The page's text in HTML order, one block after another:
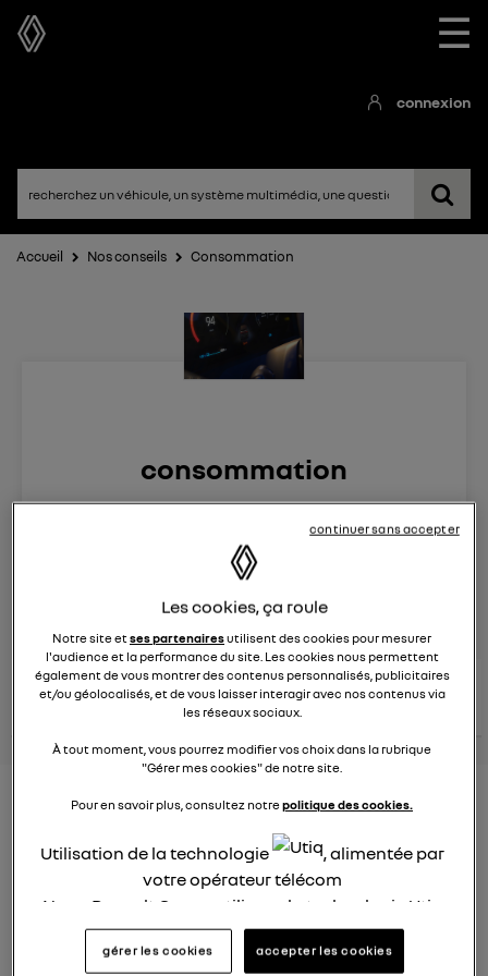
☰
connexion
Accueil Nos conseils Consommation
consommation
12:51
Véhicules
posez une question
conseils Renault
consultez les
conseils
similaires
voir tous les
conseils
Consommation carburant
voiture hybride
Ghislaine53
12:50
Bonjour
Les cookies, ça roule
Notre site etses partenairesutilisent des cookies pour mesurer
l'audience et la performance du site. Les cookies nous permettent
également de vous montrer des contenus personnalisés, publicitaires
et/ou géolocalisés, et de vous laisser interagir avec nos contenus via
les réseaux sociaux.
À tout moment, vous pourrez modifier vos choix dans la rubrique
"Gérer mes cookies" de notre site.
Pour en savoir plus, consultez notrepolitique des cookies.
Utilisation de la technologie
, alimentée par
votre opérateur télécom
Nous, Renault Group, utilisons la technologie Utiq
pour nos activités digitales (telles que décrites
dans cette notice de consentement) et liées à
gérer les cookies accepter les cookies
continuer sans accepter